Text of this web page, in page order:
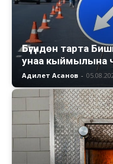
Бүгүндөн тарта
унаа кыймылына
Адилет Асанов -